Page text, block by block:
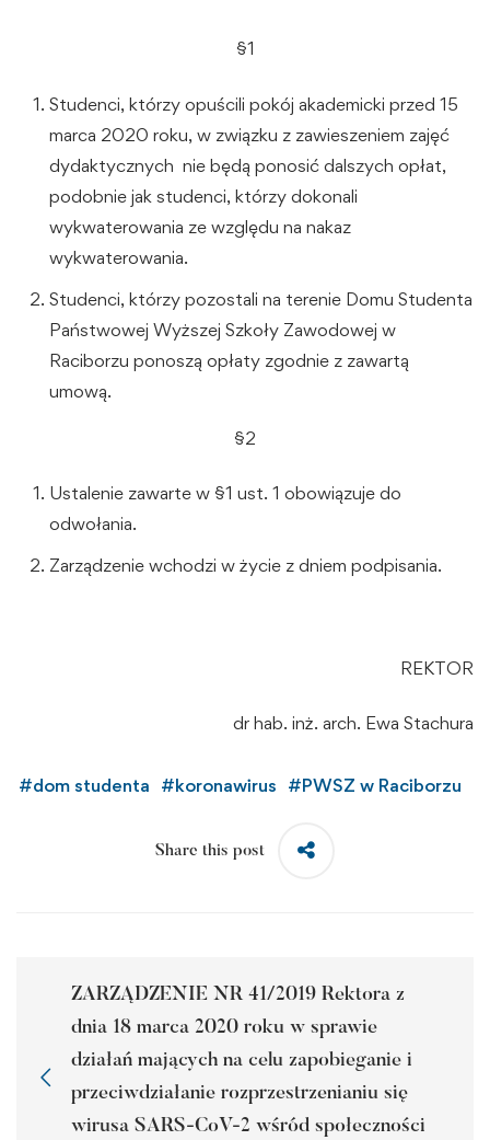
§1
Studenci, którzy opuścili pokój akademicki przed 15
marca 2020 roku, w związku z zawieszeniem zajęć
dydaktycznych nie będą ponosić dalszych opłat,
podobnie jak studenci, którzy dokonali
wykwaterowania ze względu na nakaz
wykwaterowania.
Studenci, którzy pozostali na terenie Domu Studenta
Państwowej Wyższej Szkoły Zawodowej w
Raciborzu ponoszą opłaty zgodnie z zawartą
umową.
§2
Ustalenie zawarte w §1 ust. 1 obowiązuje do
odwołania.
Zarządzenie wchodzi w życie z dniem podpisania.
REKTOR
dr hab. inż. arch. Ewa Stachura
#dom studenta #koronawirus #PWSZ w Raciborzu
Share this post
ZARZĄDZENIE NR 41/2019 Rektora z
dnia 18 marca 2020 roku w sprawie
działań mających na celu zapobieganie i
przeciwdziałanie rozprzestrzenianiu się
wirusa SARS-CoV-2 wśród społeczności